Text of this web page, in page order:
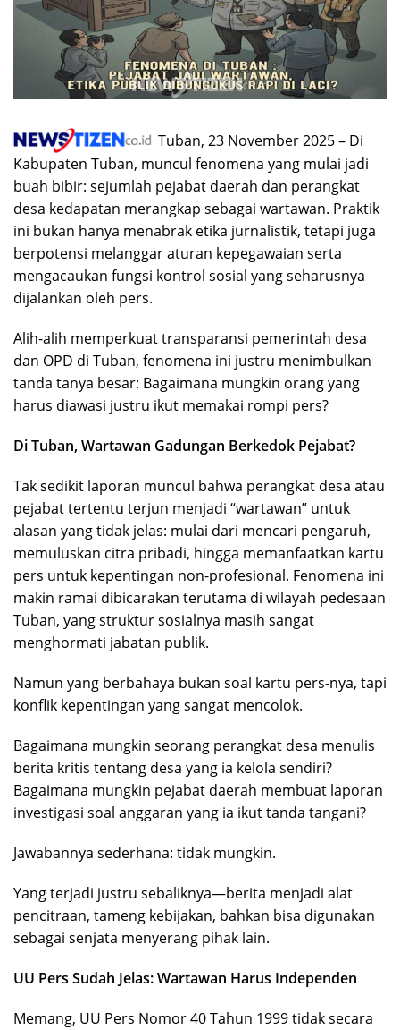
Tuban, 23 November 2025 – Di
Kabupaten Tuban, muncul fenomena yang mulai jadi
buah bibir: sejumlah pejabat daerah dan perangkat
desa kedapatan merangkap sebagai wartawan. Praktik
ini bukan hanya menabrak etika jurnalistik, tetapi juga
berpotensi melanggar aturan kepegawaian serta
mengacaukan fungsi kontrol sosial yang seharusnya
dijalankan oleh pers.
Alih-alih memperkuat transparansi pemerintah desa
dan OPD di Tuban, fenomena ini justru menimbulkan
tanda tanya besar: Bagaimana mungkin orang yang
harus diawasi justru ikut memakai rompi pers?
Di Tuban, Wartawan Gadungan Berkedok Pejabat?
Tak sedikit laporan muncul bahwa perangkat desa atau
pejabat tertentu terjun menjadi “wartawan” untuk
alasan yang tidak jelas: mulai dari mencari pengaruh,
memuluskan citra pribadi, hingga memanfaatkan kartu
pers untuk kepentingan non-profesional. Fenomena ini
makin ramai dibicarakan terutama di wilayah pedesaan
Tuban, yang struktur sosialnya masih sangat
menghormati jabatan publik.
Namun yang berbahaya bukan soal kartu pers-nya, tapi
konflik kepentingan yang sangat mencolok.
Bagaimana mungkin seorang perangkat desa menulis
berita kritis tentang desa yang ia kelola sendiri?
Bagaimana mungkin pejabat daerah membuat laporan
investigasi soal anggaran yang ia ikut tanda tangani?
Jawabannya sederhana: tidak mungkin.
Yang terjadi justru sebaliknya—berita menjadi alat
pencitraan, tameng kebijakan, bahkan bisa digunakan
sebagai senjata menyerang pihak lain.
UU Pers Sudah Jelas: Wartawan Harus Independen
Memang, UU Pers Nomor 40 Tahun 1999 tidak secara